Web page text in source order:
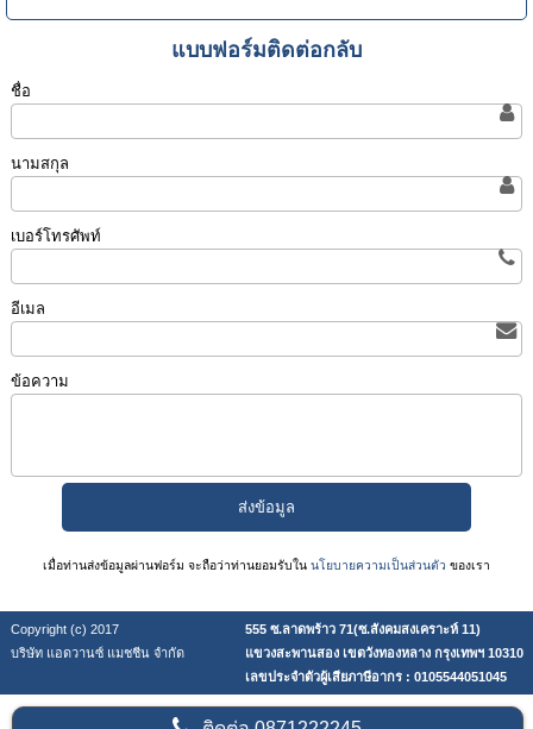
แบบฟอร์มติดต่อกลับ
ชื่อ
นามสกุล
เบอร์โทรศัพท์
อีเมล
ข้อความ
เมื่อท่านส่งข้อมูลผ่านฟอร์ม จะถือว่าท่านยอมรับในนโยบายความเป็นส่วนตัว ของเรา
Copyright (c) 2017
555 ซ.ลาดพร้าว 71(ซ.สังคมสงเคราะห์ 11)
บริษัท แอดวานซ์ แมชชีน จำกัด
แขวงสะพานสอง เขตวังทองหลาง กรุงเทพฯ 10310
เลขประจำตัวผู้เสียภาษีอากร : 0105544051045